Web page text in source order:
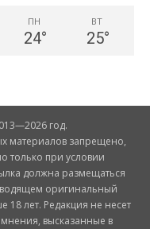
ПН
24°
ВТ
25°
год.
материалов запрещено,
только при условии
должна размещаться
оригинальный
18 лет. Редакция не несет
высказанные в